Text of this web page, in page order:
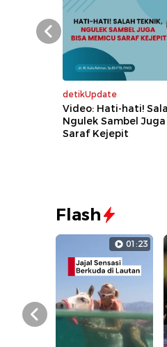
detikUpdate
Video: Hati-hati!
Ngulek Sambel
Saraf Kejepit
Prev
Flash
01:23
Prev